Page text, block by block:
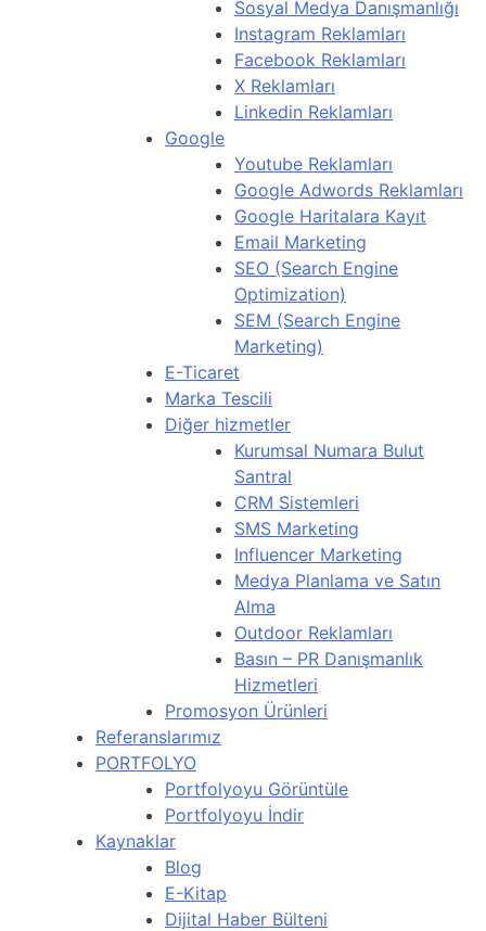
Sosyal Medya Danışmanlığı
Instagram Reklamları
Facebook Reklamları
X Reklamları
Linkedin Reklamları
Google
Youtube Reklamları
Google Adwords Reklamları
Google Haritalara Kayıt
Email Marketing
SEO (Search Engine
Optimization)
SEM (Search Engine
Marketing)
E-Ticaret
Marka Tescili
Diğer hizmetler
Kurumsal Numara Bulut
Santral
CRM Sistemleri
SMS Marketing
Influencer Marketing
Medya Planlama ve Satın
Alma
Outdoor Reklamları
Basın – PR Danışmanlık
Hizmetleri
Promosyon Ürünleri
Referanslarımız
PORTFOLYO
Portfolyoyu Görüntüle
Portfolyoyu İndir
Kaynaklar
Blog
E-Kitap
Dijital Haber Bülteni